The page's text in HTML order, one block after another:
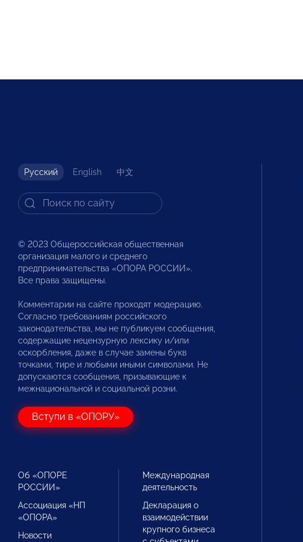
Русский English 中文
© 2023 Общероссийская общественная
организация малого и среднего
предпринимательства «ОПОРА РОССИИ».
Все права защищены.
Комментарии на сайте проходят модерацию.
Согласно требованиям российского
законодательства, мы не публикуем сообщения,
содержащие нецензурную лексику и/или
оскорбления, даже в случае замены букв
точками, тире и любыми иными символами. Не
допускаются сообщения, призывающие к
межнациональной и социальной розни.
Вступи в «ОПОРУ»
Об «ОПОРЕ
РОССИИ»
Ассоциация «НП
«ОПОРА»
Новости
Международная
деятельность
Декларация о
взаимодействии
крупного бизнеса